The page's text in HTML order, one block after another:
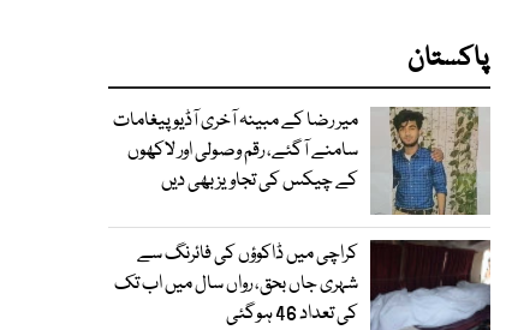
پاکستان
میر رضا کے مبینہ آخری آڈیو پیغامات
سامنے آگئے، رقم وصولی اور لاکھوں
کے چیکس کی تجاویز بھی دیں
کراچی میں ڈاکوؤں کی فائرنگ سے
شہری جاں بحق، رواں سال میں اب تک
کی تعداد 46 ہوگئی